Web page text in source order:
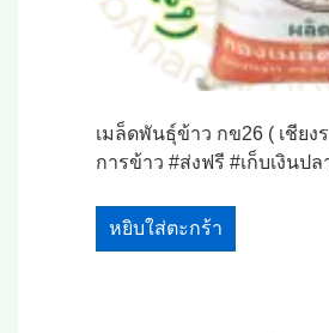
เมล็ดพันธุ์ข้าว กข26 ( เชียง
การข้าว #ส่งฟรี #เก็บเงินปล
หยิบใส่ตะกร้า